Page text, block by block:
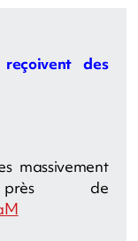
des
massivement
près de